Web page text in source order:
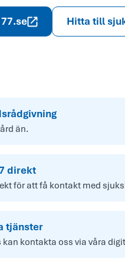
Hitta till
än.
direkt
för att få kontakt med
tjänster
kontakta oss via våra